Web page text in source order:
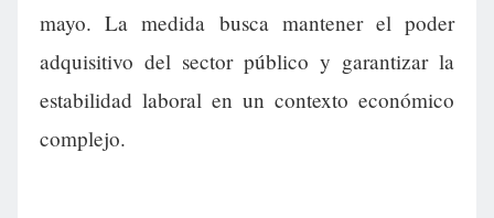
mayo. La medida busca mantener el poder
adquisitivo del sector público y garantizar la
estabilidad laboral en un contexto económico
complejo.